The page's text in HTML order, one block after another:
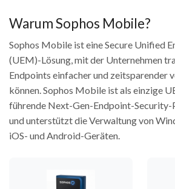
Warum Sophos Mobile?
Sophos Mobile ist eine Secure Unified
(UEM)-Lösung, mit der Unternehmen
Endpoints einfacher und zeitsparender
können. Sophos Mobile ist als einzige
führende Next-Gen-Endpoint-
und unterstützt die Verwaltung von
iOS- und Android-Geräten.